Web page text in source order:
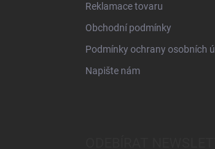
Reklamace tovaru
Obchodní podmínky
Podmínky ochrany osobních
Napište nám